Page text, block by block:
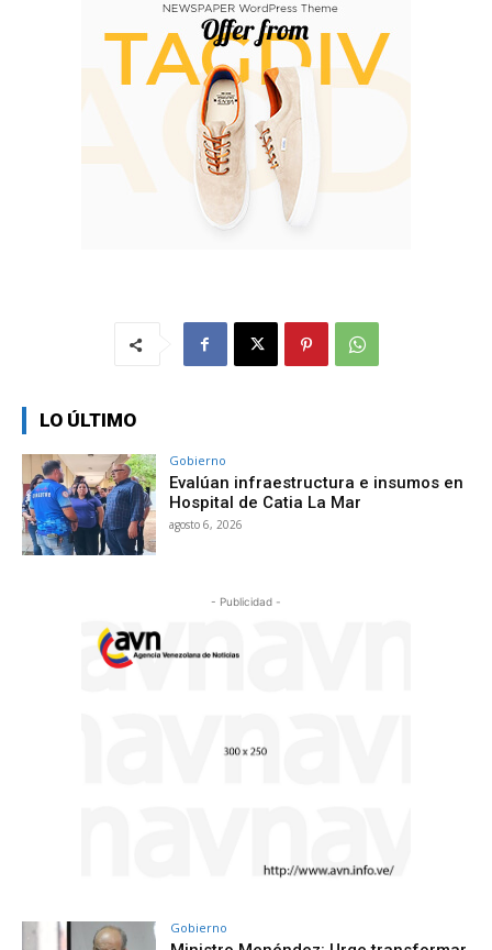
LO ÚLTIMO
Gobierno
Evalúan infraestructura e insumos en
Hospital de Catia La Mar
agosto 6, 2026
- Publicidad -
Gobierno